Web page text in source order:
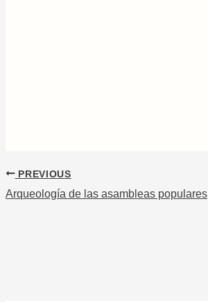
PREVIOUS
Arqueología de las asambleas populares